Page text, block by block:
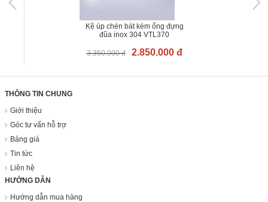
Kệ úp chén bát kèm ống đựng
đũa inox 304 VTL370
3.350.000 đ 2.850.000 đ
THÔNG TIN CHUNG
Giới thiệu
Góc tư vấn hỗ trợ
Bảng giá
Tin tức
Liên hệ
HƯỚNG DẪN
Hướng dẫn mua hàng